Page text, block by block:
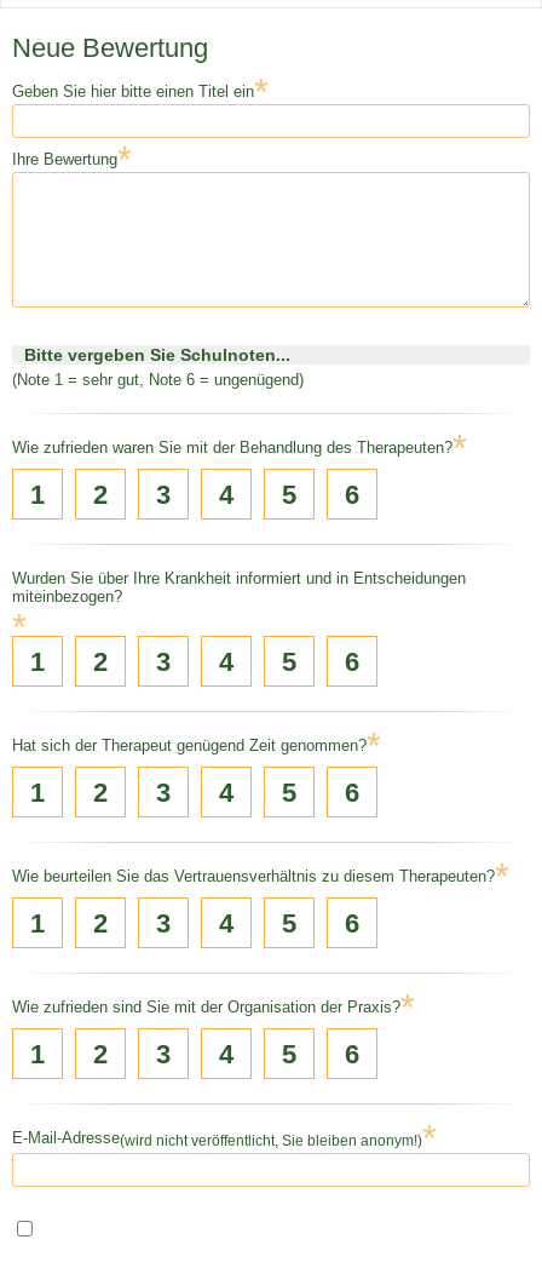
Neue Bewertung
Geben Sie hier bitte einen Titel ein*
Ihre Bewertung*
Bitte vergeben Sie Schulnoten...
(Note 1 = sehr gut, Note 6 = ungenügend)
Wie zufrieden waren Sie mit der Behandlung des Therapeuten?*
1 2 3 4 5 6
Wurden Sie über Ihre Krankheit informiert und in Entscheidungen
miteinbezogen?
*
1 2 3 4 5 6
Hat sich der Therapeut genügend Zeit genommen?*
1 2 3 4 5 6
Wie beurteilen Sie das Vertrauensverhältnis zu diesem Therapeuten?*
1 2 3 4 5 6
Wie zufrieden sind Sie mit der Organisation der Praxis?*
1 2 3 4 5 6
E-Mail-Adresse(wird nicht veröffentlicht, Sie bleiben anonym!)*